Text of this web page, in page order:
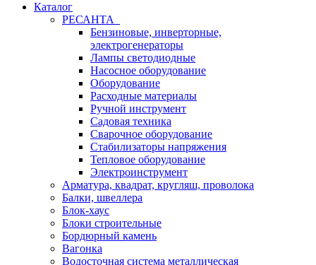
Каталог
РЕСАНТА
Бензиновые, инверторные,
электрогенераторы
Лампы светодиодные
Насосное оборудование
Оборудование
Расходные материалы
Ручной инструмент
Садовая техника
Сварочное оборудование
Стабилизаторы напряжения
Тепловое оборудование
Электроинструмент
Арматура, квадрат, кругляш, проволока
Балки, швеллера
Блок-хаус
Блоки строительные
Бордюрный камень
Вагонка
Водосточная система металлическая